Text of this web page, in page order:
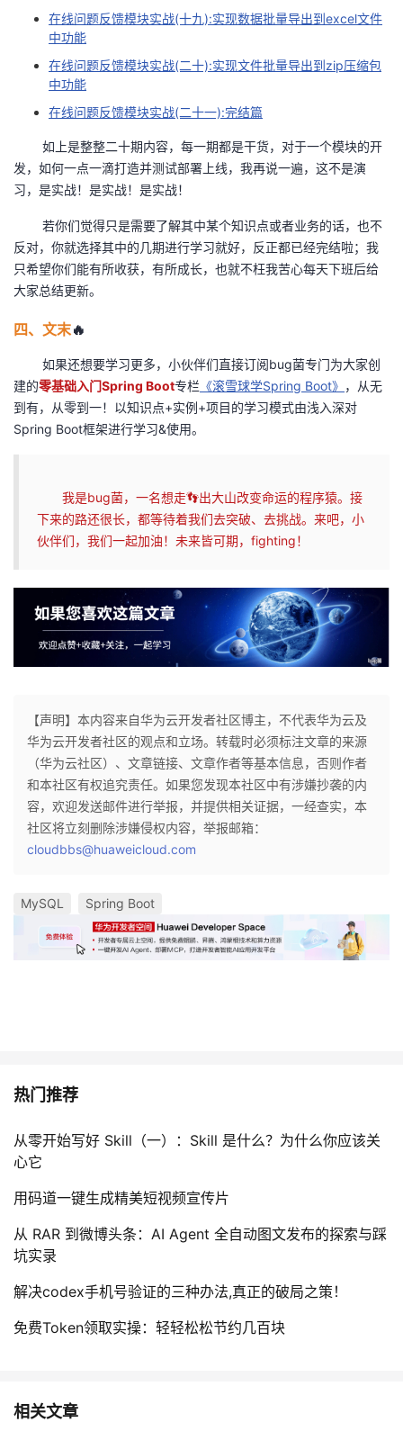
在线问题反馈模块实战(十九):实现数据批量导出到excel文件
中功能
在线问题反馈模块实战(二十):实现文件批量导出到zip压缩包
中功能
在线问题反馈模块实战(二十一):完结篇
如上是整整二十期内容，每一期都是干货，对于一个模块的开
发，如何一点一滴打造并测试部署上线，我再说一遍，这不是演
习，是实战！是实战！是实战！
若你们觉得只是需要了解其中某个知识点或者业务的话，也不
反对，你就选择其中的几期进行学习就好，反正都已经完结啦；我
只希望你们能有所收获，有所成长，也就不枉我苦心每天下班后给
大家总结更新。
四、文末🔥
如果还想要学习更多，小伙伴们直接订阅bug菌专门为大家创
建的零基础入门Spring Boot专栏 《滚雪球学Spring Boot》 ，从无
到有，从零到一！以知识点+实例+项目的学习模式由浅入深对
Spring Boot框架进行学习&使用。
我是bug菌，一名想走👣出大山改变命运的程序猿。接
下来的路还很长，都等待着我们去突破、去挑战。来吧，小
伙伴们，我们一起加油！未来皆可期，fighting！
【声明】本内容来自华为云开发者社区博主，不代表华为云及
华为云开发者社区的观点和立场。转载时必须标注文章的来源
（华为云社区）、文章链接、文章作者等基本信息，否则作者
和本社区有权追究责任。如果您发现本社区中有涉嫌抄袭的内
容，欢迎发送邮件进行举报，并提供相关证据，一经查实，本
社区将立刻删除涉嫌侵权内容，举报邮箱：
cloudbbs@huaweicloud.com
MySQL Spring Boot
热门推荐
从零开始写好 Skill（一）：Skill 是什么？为什么你应该关
心它
用码道一键生成精美短视频宣传片
从 RAR 到微博头条：AI Agent 全自动图文发布的探索与踩
坑实录
解决codex手机号验证的三种办法,真正的破局之策！
免费Token领取实操：轻轻松松节约几百块
相关文章